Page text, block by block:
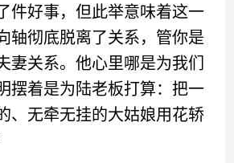
件好事，但此举意味着这一
轴彻底脱离了关系，管你是
妻关系。他心里哪是为我们
摆着是为陆老板打算：把一
、无牵无挂的大姑娘用花轿